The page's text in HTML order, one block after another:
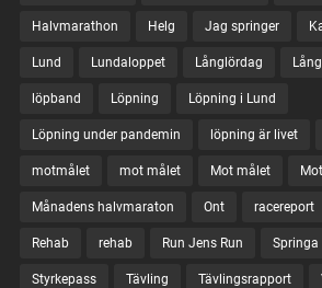
Halvmarathon Helg Jag springer
Lund Lundaloppet Långlördag
löpband Löpning Löpning i Lund
Löpning under pandemin löpning är livet
motmålet mot målet Mot målet
Månadens halvmaraton Ont racereport
Rehab rehab Run Jens Run Springa
Styrkepass Tävling Tävlingsrapport